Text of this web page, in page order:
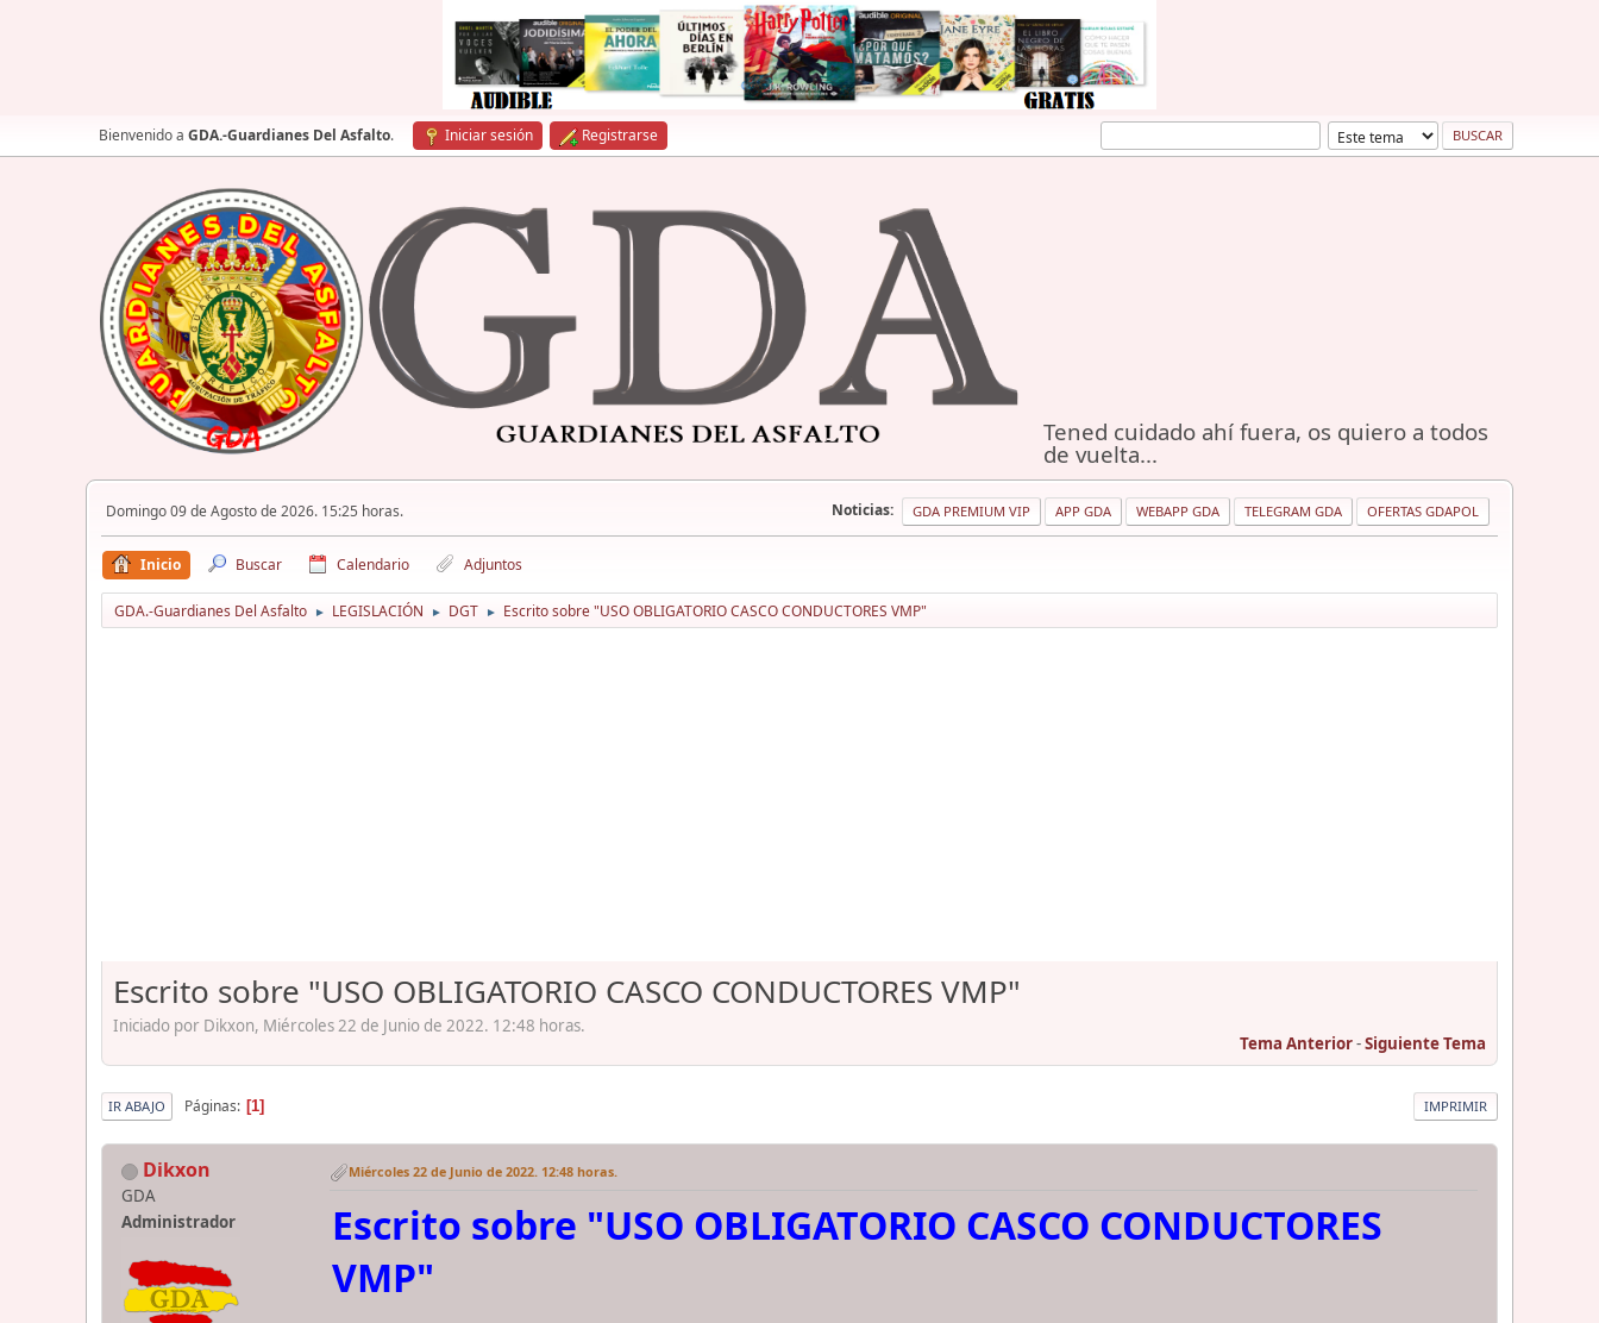
Bienvenido a GDA.-Guardianes Del Asfalto. Iniciar sesión Registrarse
Tened cuidado ahí fuera, os quiero a todos
de vuelta...
Domingo 09 de Agosto de 2026. 15:25 horas. Noticias: GDA PREMIUM VIP APP GDA WEBAPP GDA TELEGRAM GDA OFERTAS GDAPOL
Inicio Buscar Calendario Adjuntos
GDA.-Guardianes Del Asfalto ► LEGISLACIÓN ► DGT ► Escrito sobre "USO OBLIGATORIO CASCO CONDUCTORES VMP"
Escrito sobre "USO OBLIGATORIO CASCO CONDUCTORES VMP"
Iniciado por Dikxon, Miércoles 22 de Junio de 2022. 12:48 horas.
Tema Anterior-Siguiente Tema
IMPRIMIR
IR ABAJO Páginas 1
Dikxon
GDA
Administrador
Miércoles 22 de Junio de 2022. 12:48 horas.
Escrito sobre "USO OBLIGATORIO CASCO CONDUCTORES
VMP"